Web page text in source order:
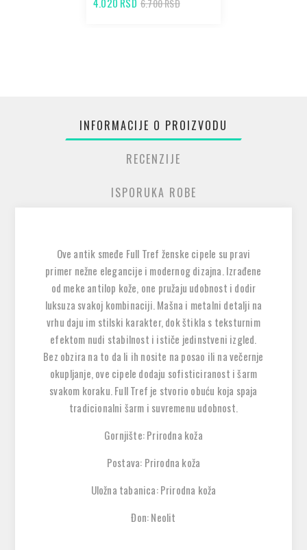
6.700 RSD
INFORMACIJE O PROIZVODU
RECENZIJE
ISPORUKA ROBE
Ove antik smeđe Full Tref ženske cipele su pravi
primer nežne elegancije i modernog dizajna. Izrađene
od meke antilop kože, one pružaju udobnost i dodir
luksuza svakoj kombinaciji. Mašna i metalni detalji na
vrhu daju im stilski karakter, dok štikla s teksturnim
efektom nudi stabilnost i ističe jedinstveni izgled.
Bez obzira na to da li ih nosite na posao ili na večernje
okupljanje, ove cipele dodaju sofisticiranost i šarm
svakom koraku. Full Tref je stvorio obuću koja spaja
tradicionalni šarm i suvremenu udobnost.
Gornjište: Prirodna koža
Postava: Prirodna koža
Uložna tabanica: Prirodna koža
Đon: Neolit